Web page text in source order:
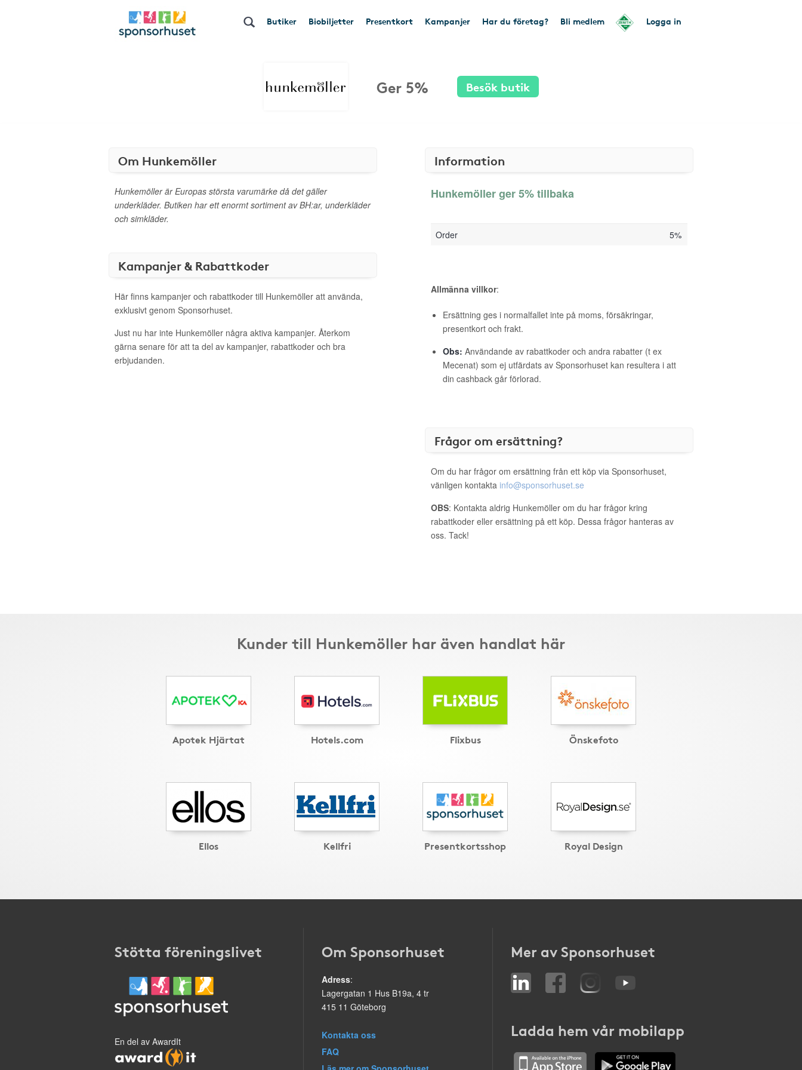
Butiker Biobiljetter Presentkort Kampanjer Har du företag? Bli medlem Logga in
Ger 5% Besök butik
Om Hunkemöller
Hunkemöller är Europas största varumärke då det gäller
underkläder. Butiken har ett enormt sortiment av BH:ar, underkläder
och simkläder.
Kampanjer & Rabattkoder
Här finns kampanjer och rabattkoder till Hunkemöller att använda,
exklusivt genom Sponsorhuset.
Just nu har inte Hunkemöller några aktiva kampanjer. Återkom
gärna senare för att ta del av kampanjer, rabattkoder och bra
erbjudanden.
Information
Hunkemöller ger 5% tillbaka
Order 5%
Allmänna villkor:
Ersättning ges i normalfallet inte på moms, försäkringar,
presentkort och frakt.
Obs: Användande av rabattkoder och andra rabatter (t ex
Mecenat) som ej utfärdats av Sponsorhuset kan resultera i att
din cashback går förlorad.
Frågor om ersättning?
Om du har frågor om ersättning från ett köp via Sponsorhuset,
vänligen kontakta info@sponsorhuset.se
OBS: Kontakta aldrig Hunkemöller om du har frågor kring
rabattkoder eller ersättning på ett köp. Dessa frågor hanteras av
oss. Tack!
Kunder till Hunkemöller har även handlat här
Apotek Hjärtat Hotels.com Flixbus Önskefoto
Ellos Kellfri Presentkortsshop Royal Design
Stötta föreningslivet
En del av AwardIt
Om Sponsorhuset
Adress:
Lagergatan 1 Hus B19a, 4 tr
415 11 Göteborg
Kontakta oss
FAQ
Mer av Sponsorhuset
Ladda hem vår mobilapp